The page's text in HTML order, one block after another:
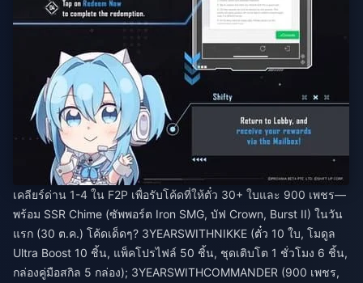
เคลียร์ด่าน 1-4 ใน F2P เพื่อรับโค้ดที่ให้ตั๋ว 30+ ใบและ 900 เพชร—
พร้อม SSR Chime (ซัพพอร์ต Iron SMG, บัฟ Crown, Burst II) ในวัน
แรก (30 ต.ค.) โค้ดเด็ดๆ? 3YEARSWITHNIKKE (ตั๋ว 10 ใบ, โมดูล
Ultra Boost 10 ชิ้น, แพ็คโปรไฟล์ 50 ชิ้น, ชุดเติบโต 1 ชั่วโมง 6 ชิ้น,
กล่องคู่มือสกิล 5 กล่อง); 3YEARSWITHCOMMANDER (900 เพชร,